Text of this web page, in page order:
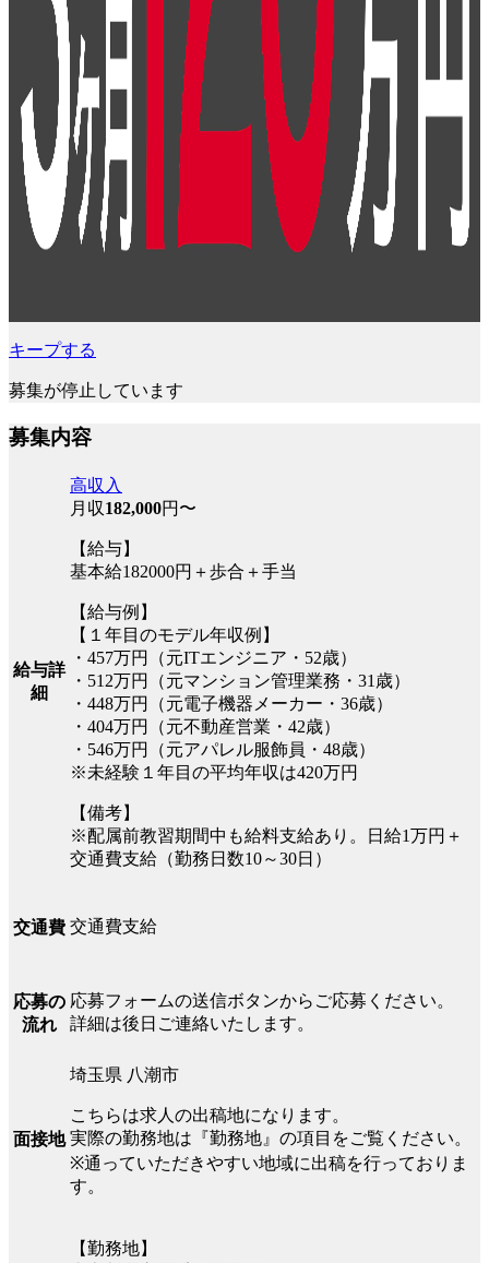
キープする
募集が停止しています
募集内容
給与詳
細
高収入
月収182,000円〜
【給与】
基本給182000円＋歩合＋手当
【給与例】
【１年目のモデル年収例】
・457万円（元ITエンジニア・52歳）
・512万円（元マンション管理業務・31歳）
・448万円（元電子機器メーカー・36歳）
・404万円（元不動産営業・42歳）
・546万円（元アパレル服飾員・48歳）
※未経験１年目の平均年収は420万円
【備考】
※配属前教習期間中も給料支給あり。日給1万円＋
交通費支給（勤務日数10～30日）
交通費 交通費支給
応募の
流れ
応募フォームの送信ボタンからご応募ください。
詳細は後日ご連絡いたします。
面接地
埼玉県 八潮市
こちらは求人の出稿地になります。
実際の勤務地は『勤務地』の項目をご覧ください。
※通っていただきやすい地域に出稿を行っておりま
す。
【勤務地】